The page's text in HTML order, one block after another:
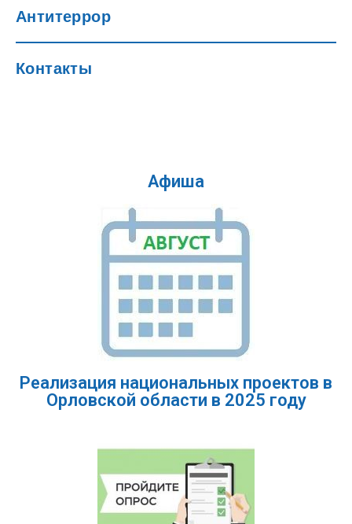
Антитеррор
Контакты
Афиша
Реализация национальных проектов в
Орловской области в 2025 году